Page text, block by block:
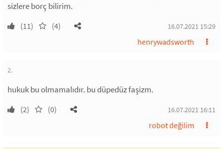
sizlere borç bilirim.
(11) (4) 16.07.2021 15:29
henrywadsworth
2.
hukuk bu olmamalıdır. bu düpedüz faşizm.
(2) (0) 16.07.2021 16:11
robot değilim